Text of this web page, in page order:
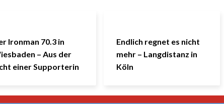
Ironman 70.3 in
– Aus der
einer Supporterin
Endlich regnet es nicht
mehr – Langdistanz in
Köln